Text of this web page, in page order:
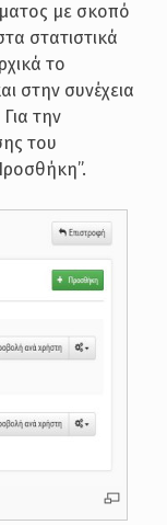
με σκοπό
στατιστικά
το
στην συνέχεια
την
του